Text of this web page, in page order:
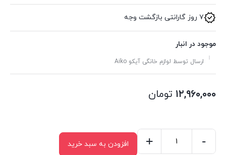
۷ روز گارانتی بازگشت وجه
موجود در انبار
ارسال توسط لوازم خانگی آیکو Aiko
۱۲,۹۶۰,۰۰۰ تومان
-
+ افزودن به سبد خرید